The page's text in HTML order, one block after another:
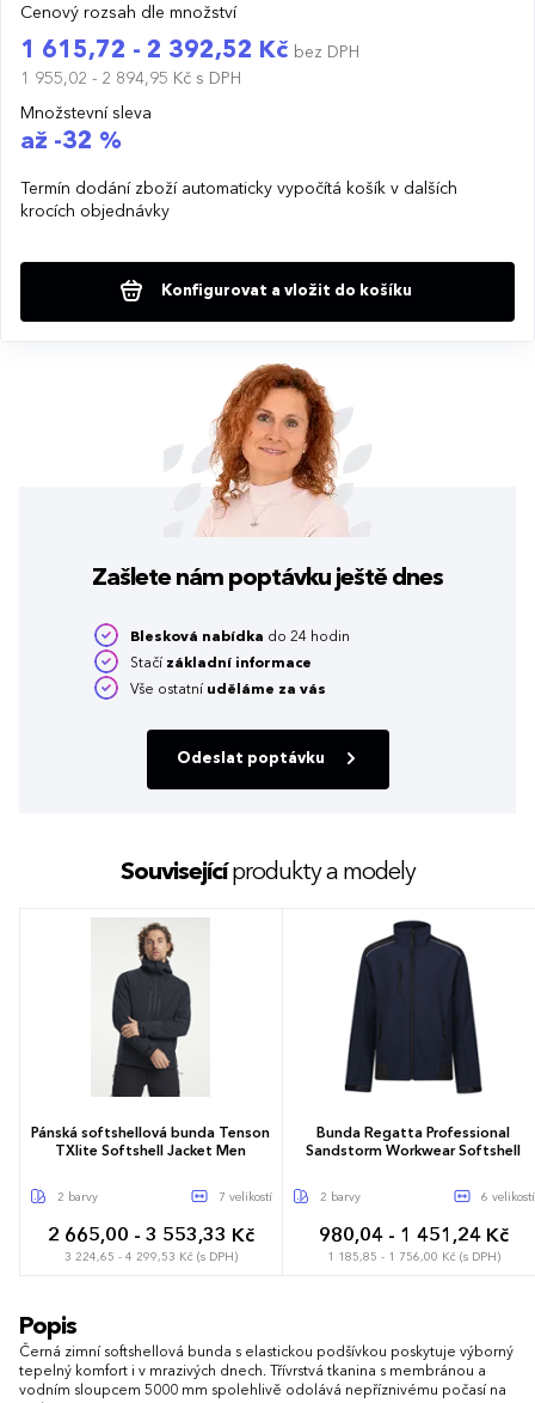
Cenový rozsah dle množství
1 615,72 - 2 392,52 Kč bez DPH
1 955,02 - 2 894,95 Kč s DPH
Množstevní sleva
až -32 %
Termín dodání zboží automaticky vypočítá košík v dalších
krocích objednávky
Konfigurovat a vložit do košíku
Zašlete nám poptávku ještě dnes
Blesková nabídka do 24 hodin
Stačí základní informace
Vše ostatní uděláme za vás
Odeslat poptávku
Souvisejícíprodukty a modely
Pánská softshellová bunda Tenson
TXlite Softshell Jacket Men
2 barvy 7 velikostí
2 665,00 - 3 553,33 Kč
3 224,65 - 4 299,53 Kč (s DPH)
S
4XL
Bunda Regatta Professional
Sandstorm Workwear Softshell
2 barvy 6 velikostí
980,04 - 1 451,24 Kč
1 185,85 - 1 756,00 Kč (s DPH)
Popis
Černá zimní softshellová bunda s elastickou podšívkou poskytuje výborný
tepelný komfort i v mrazivých dnech. Třívrstvá tkanina s membránou a
vodním sloupcem 5000 mm spolehlivě odolává nepříznivému počasí na